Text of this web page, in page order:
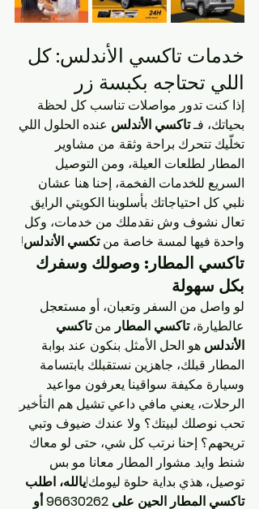
خدمات تاكسي الأندلس: كل
اللي تحتاجه بكبسة زر
إذا كنت تدور مواصلات تناسب كل لحظة
بحياتك، فـ تاكسي الأندلس عنده الحلول اللي
تخلّيك تتحرك براحة وثقة. من مشاوير
المطار لطلعات العيلة، ومن التوصيل
السريع للخدمات الفخمة، إحنا هنا عشان
نلبي كل احتياجاتك بأسلوبنا الكويتي الرايق.
تعال نشوف وش نقدملك من خدمات، وكل
واحدة فيها لمسة خاصة من تكسي الأندلس!
تاكسي المطار: وصولك وسفرك
بكل سهولة
لو واصل من السفر وتعبان، أو مستعجل
عالطيارة، تاكسي المطار من تاكسي
الأندلس هو الحل الأمثل. بنكون عند بوابة
المطار قبلك، جاهزين نستقبلك بابتسامة
وسيارة مكيفة. سواقينا يعرفون مواعيد
الرحلات، يعني مافي داعي تشيل هم التأخير.
تحب نوصلك لبيتك؟ ولا عندك ضيوف وتبي
تريحهم؟ إحنا نرتب كل شي، حتى لو معاك
شنط وايد. مشوار المطار معانا مو بس
توصيل، هذي بداية حلوة ليومك!يالله، اطلب
تاكسي المطار الحين على 96630262 أو